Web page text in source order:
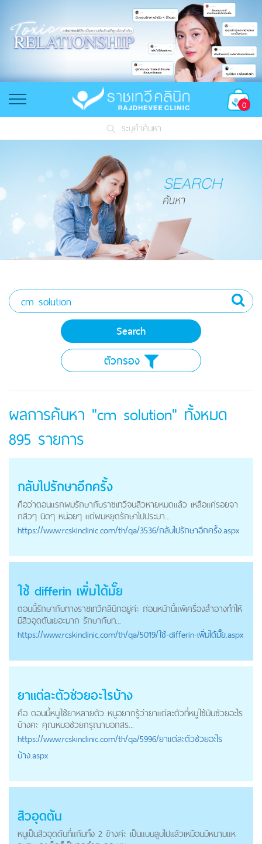
0
ระบุคำค้นหา
ตัวกรอง
ผลการค้นหา "cm solution" ทั้งหมด
895 รายการ
กลับไปรักษาอีกครั้ง
คือว่าตอนแรกผมรักษากับราชเทวีจนสิวหายหมดแล้ว เหลือแค่รอยจา
กสิวๆ นิดๆ หน่อยๆ แต่ผมหยุดรักษาไปประมา...
https://www.rcskinclinic.com/th/qa/3536/กลับไปรักษาอีกครั้ง.aspx
ใช้ differin เพิ่มได้มั๊ย
ตอนนี้รักษากับทางราชเทวีคลินิกอยู่ค่ะ ก่อนหน้านี้แพ้เครื่องสำอางทำให้
มีสิวอุดตันเยอะมาก รักษากับท...
https://www.rcskinclinic.com/th/qa/5019/ใช้-differin-เพิ่มได้มั๊ย.aspx
ยาแต่ละตัวช่วยอะไรบ้าง
คือ ตอนนี้หนูใช้ยาหลายตัว หนูอยากรู้ว่ายาแต่ละตัวที่หนูใช้มันช่วยอะไร
บ้างคะ คุณหมอช่วยกรุณาบอกสร...
https://www.rcskinclinic.com/th/qa/5996/ยาแต่ละตัวช่วยอะไร
บ้าง.aspx
สิวอุดตัน
หนูเป็นสิวอุดตันที่แก้มทั้ง 2 ข้างค่ะ เป็นแบบลูบไปแล้วเหมือนมีหนามแห